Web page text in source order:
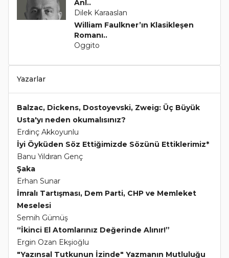
Anl..
Dilek Karaaslan
William Faulkner’ın Klasikleşen
Romanı..
Oggito
Yazarlar
Balzac, Dickens, Dostoyevski, Zweig: Üç Büyük
Usta'yı neden okumalısınız?
Erdinç Akkoyunlu
İyi Öyküden Söz Ettiğimizde Sözünü Ettiklerimiz*
Banu Yıldıran Genç
Şaka
Erhan Sunar
İmralı Tartışması, Dem Parti, CHP ve Memleket
Meselesi
Semih Gümüş
“İkinci El Atomlarınız Değerinde Alınır!”
Ergin Ozan Ekşioğlu
"Yazınsal Tutkunun İzinde" Yazmanın Mutluluğu